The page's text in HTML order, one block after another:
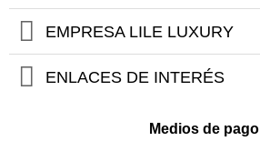
EMPRESA LILE LUXURY
ENLACES DE INTERÉS
Medios de pago